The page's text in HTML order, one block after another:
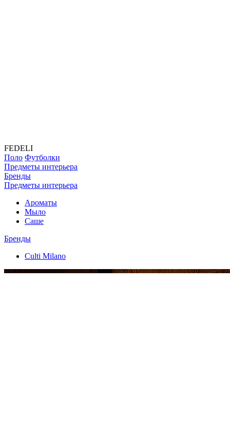
FEDELI
Поло Футболки
Предметы интерьера
Бренды
Предметы интерьера
Ароматы
Мыло
Саше
Бренды
Culti Milano